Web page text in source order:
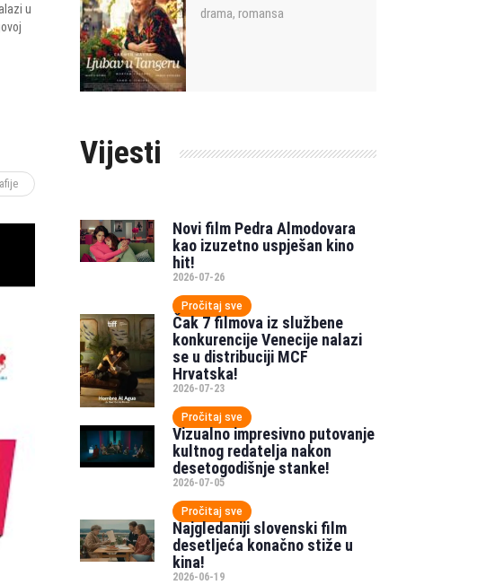
u
drama, romansa
Vijesti
Novi film Pedra Almodovara
kao izuzetno uspješan kino
hit!
2026-07-26
Pročitaj sve
Čak 7 filmova iz službene
konkurencije Venecije nalazi
se u distribuciji MCF
Hrvatska!
2026-07-23
Pročitaj sve
Vizualno impresivno putovanje
kultnog redatelja nakon
desetogodišnje stanke!
2026-07-05
Pročitaj sve
Najgledaniji slovenski film
desetljeća konačno stiže u
kina!
2026-06-19